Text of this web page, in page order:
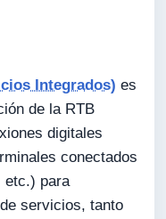
Integrados) es
de la RTB
digitales
conectados
etc.) para
servicios, tanto